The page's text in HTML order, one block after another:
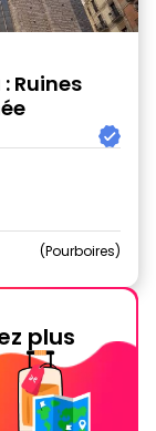
Ruines
Pourboires
plus